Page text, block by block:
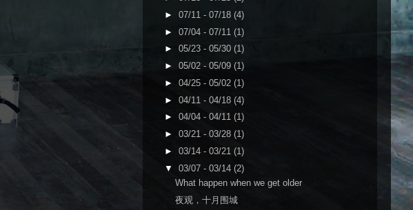
► 07/11 - 07/18 (4)
► 07/04 - 07/11 (1)
► 05/23 - 05/30 (1)
► 05/02 - 05/09 (1)
► 04/25 - 05/02 (1)
► 04/11 - 04/18 (4)
► 04/04 - 04/11 (1)
► 03/21 - 03/28 (1)
► 03/14 - 03/21 (1)
▼ 03/07 - 03/14 (2)
What happen when we get older
夜观，十月围城